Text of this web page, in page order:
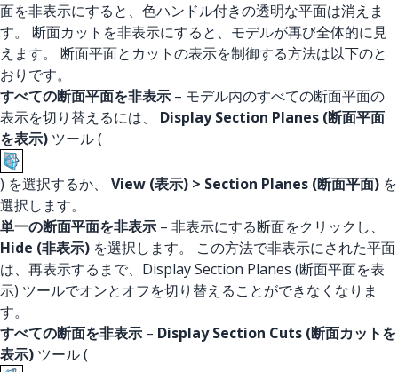
面を非表示にすると、色ハンドル付きの透明な平面は消えま
す。 断面カットを非表示にすると、モデルが再び全体的に見
えます。 断面平面とカットの表示を制御する方法は以下のと
おりです。
すべての断面平面を非表示 – モデル内のすべての断面平面の
表示を切り替えるには、 Display Section Planes (断面平面
を表示) ツール (
) を選択するか、 View (表示) > Section Planes (断面平面) を
選択します。
単一の断面平面を非表示 – 非表示にする断面をクリックし、
Hide (非表示) を選択します。 この方法で非表示にされた平面
は、再表示するまで、Display Section Planes (断面平面を表
示) ツールでオンとオフを切り替えることができなくなりま
す。
すべての断面を非表示 – Display Section Cuts (断面カットを
表示) ツール (